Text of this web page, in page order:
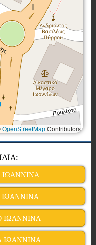
OpenStreetMapContributors
ΙΩΑΝΝΙΝΑ
ΙΩΑΝΝΙΝΑ